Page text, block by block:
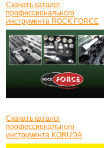
Скачать каталог
профессионального
инструмента ROCK FORCE
Скачать каталог
профессионального
инструмента KORUDA